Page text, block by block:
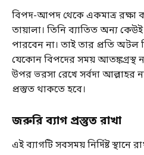
বিপদ-আপদ থেকে একমাত্র রক্ষা
তায়ালা। তিনি ব্যাতিত অন্য
পারবেন না। তাই তার প্রতি অটল
যেকোন বিপদের সময় আতঙ্কগ্রস্থ
উপর ভরসা রেখে সর্বদা আল্লাহর
প্রস্তুত থাকতে হবে।
জরুরি ব্যাগ প্রস্তুত রাখা
এই ব্যাগটি সবসময় নির্দিষ্ট স্থানে